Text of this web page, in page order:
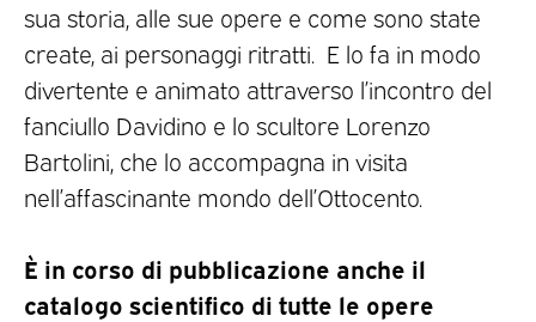
sua storia, alle sue opere e come sono state
create, ai personaggi ritratti. E lo fa in modo
divertente e animato attraverso l’incontro del
fanciullo Davidino e lo scultore Lorenzo
Bartolini, che lo accompagna in visita
nell’affascinante mondo dell’Ottocento.
È in corso di pubblicazione anche il
catalogo scientifico di tutte le opere